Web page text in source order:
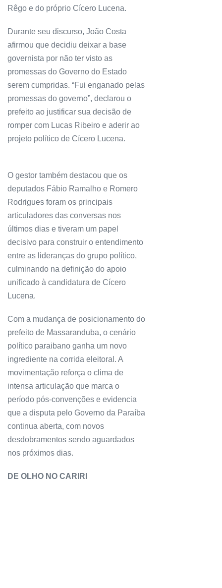
Rêgo e do próprio Cícero Lucena.
Durante seu discurso, João Costa
afirmou que decidiu deixar a base
governista por não ter visto as
promessas do Governo do Estado
serem cumpridas. “Fui enganado pelas
promessas do governo”, declarou o
prefeito ao justificar sua decisão de
romper com Lucas Ribeiro e aderir ao
projeto político de Cícero Lucena.
O gestor também destacou que os
deputados Fábio Ramalho e Romero
Rodrigues foram os principais
articuladores das conversas nos
últimos dias e tiveram um papel
decisivo para construir o entendimento
entre as lideranças do grupo político,
culminando na definição do apoio
unificado à candidatura de Cícero
Lucena.
Com a mudança de posicionamento do
prefeito de Massaranduba, o cenário
político paraibano ganha um novo
ingrediente na corrida eleitoral. A
movimentação reforça o clima de
intensa articulação que marca o
período pós-convenções e evidencia
que a disputa pelo Governo da Paraíba
continua aberta, com novos
desdobramentos sendo aguardados
nos próximos dias.
DE OLHO NO CARIRI